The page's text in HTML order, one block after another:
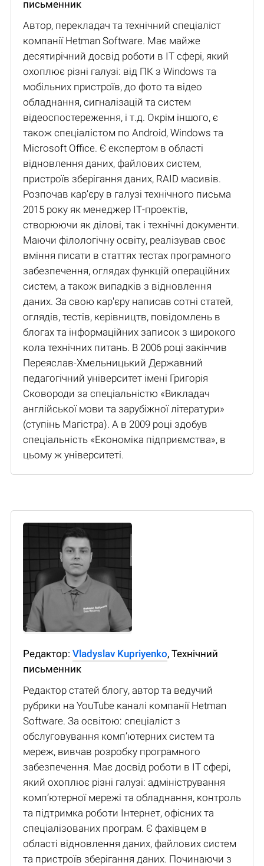
письменник
Автор, перекладач та технічний спеціаліст
компанії Hetman Software. Має майже
десятирічний досвід роботи в IT сфері, який
охоплює різні галузі: від ПК з Windows та
мобільних пристроїв, до фото та відео
обладнання, сигналізацій та систем
відеоспостереження, і т.д. Окрім іншого, є
також спеціалістом по Android, Windows та
Microsoft Office. Є експертом в області
відновлення даних, файлових систем,
пристроїв зберігання даних, RAID масивів.
Розпочав кар’єру в галузі технічного письма
2015 року як менеджер ІТ-проектів,
створюючи як ділові, так і технічні документи.
Маючи філологічну освіту, реалізував своє
вміння писати в статтях тестах програмного
забезпечення, оглядах функцій операційних
систем, а також випадків з відновлення
даних. За свою кар'єру написав сотні статей,
оглядів, тестів, керівництв, повідомлень в
блогах та інформаційних записок з широкого
кола технічних питань. В 2006 році закінчив
Переяслав-Хмельницький Державний
педагогічний університет імені Григорія
Сковороди за спеціальністю «Викладач
англійської мови та зарубіжної літератури»
(ступінь Магістра). А в 2009 році здобув
спеціальність «Економіка підприємства», в
цьому ж університеті.
Редактор: Vladyslav Kupriyenko, Технічний
письменник
Редактор статей блогу, автор та ведучий
рубрики на YouTube каналі компанії Hetman
Software. За освітою: спеціаліст з
обслуговування комп’ютерних систем та
мереж, вивчав розробку програмного
забезпечення. Має досвід роботи в IT сфері,
який охоплює різні галузі: адміністрування
комп’ютерної мережі та обладнання, контроль
та підтримка роботи Інтернет, офісних та
спеціалізованих програм. Є фахівцем в
області відновлення даних, файлових систем
та пристроїв зберігання даних. Починаючи з